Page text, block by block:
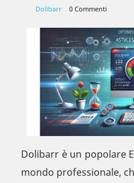
Dolibarr 0 Commenti
Dolibarr è un popolare
mondo professionale,